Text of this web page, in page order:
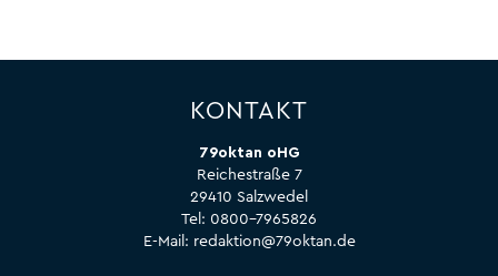
KONTAKT
79oktan oHG
Reichestraße 7
29410 Salzwedel
Tel: 0800-7965826
E-Mail: redaktion@79oktan.de